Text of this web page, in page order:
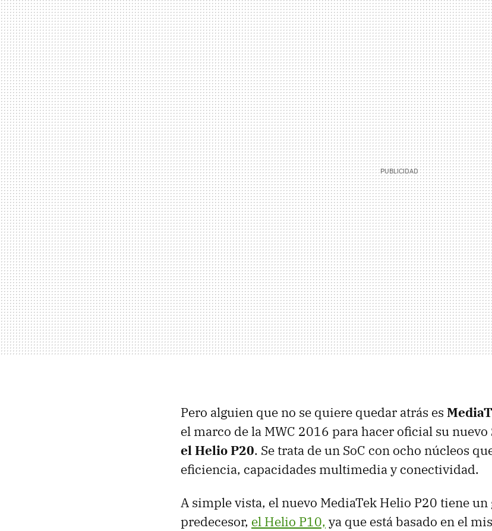
Pero alguien que no se quiere quedar atrás es
el marco de la MWC 2016 para hacer oficial su nuevo
el Helio P20. Se trata de un SoC con ocho núcleos
eficiencia, capacidades multimedia y conectividad.
A simple vista, el nuevo MediaTek Helio P20 tiene
predecesor, el Helio P10, ya que está basado en el